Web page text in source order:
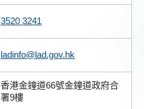
3520 3241
ladinfo@lad.gov.hk
香港金鐘道66號金鐘道政府合
署9樓